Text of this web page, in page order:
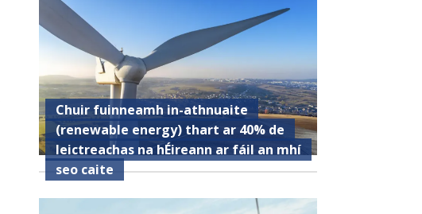
Chuir fuinneamh in-athnuaite
(renewable energy) thart ar 40% de
leictreachas na hÉireann ar fáil an mhí
seo caite